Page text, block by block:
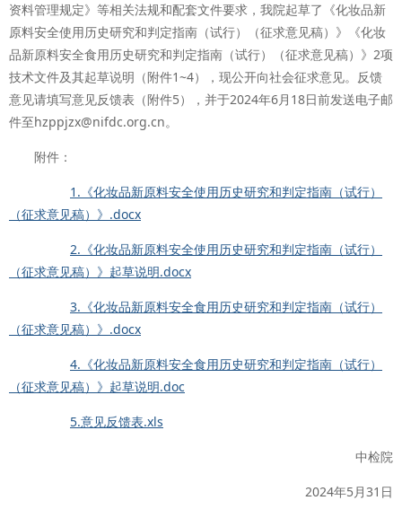
资料管理规定》等相关法规和配套文件要求，我院起草了《化妆品新
原料安全使用历史研究和判定指南（试行）（征求意见稿）》《化妆
品新原料安全食用历史研究和判定指南（试行）（征求意见稿）》2项
技术文件及其起草说明（附件1~4），现公开向社会征求意见。反馈
意见请填写意见反馈表（附件5），并于2024年6月18日前发送电子邮
件至hzppjzx@nifdc.org.cn。
附件：
1.《化妆品新原料安全使用历史研究和判定指南（试行）
（征求意见稿）》.docx
2.《化妆品新原料安全使用历史研究和判定指南（试行）
（征求意见稿）》起草说明.docx
3.《化妆品新原料安全食用历史研究和判定指南（试行）
（征求意见稿）》.docx
4.《化妆品新原料安全食用历史研究和判定指南（试行）
（征求意见稿）》起草说明.doc
5.意见反馈表.xls
中检院
2024年5月31日